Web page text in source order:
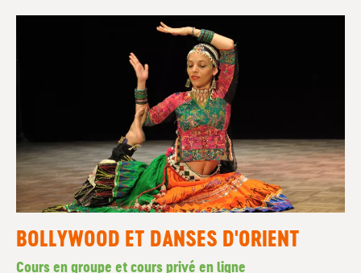
BOLLYWOOD ET DANSES D'ORIENT
Cours en groupe et cours privé en ligne